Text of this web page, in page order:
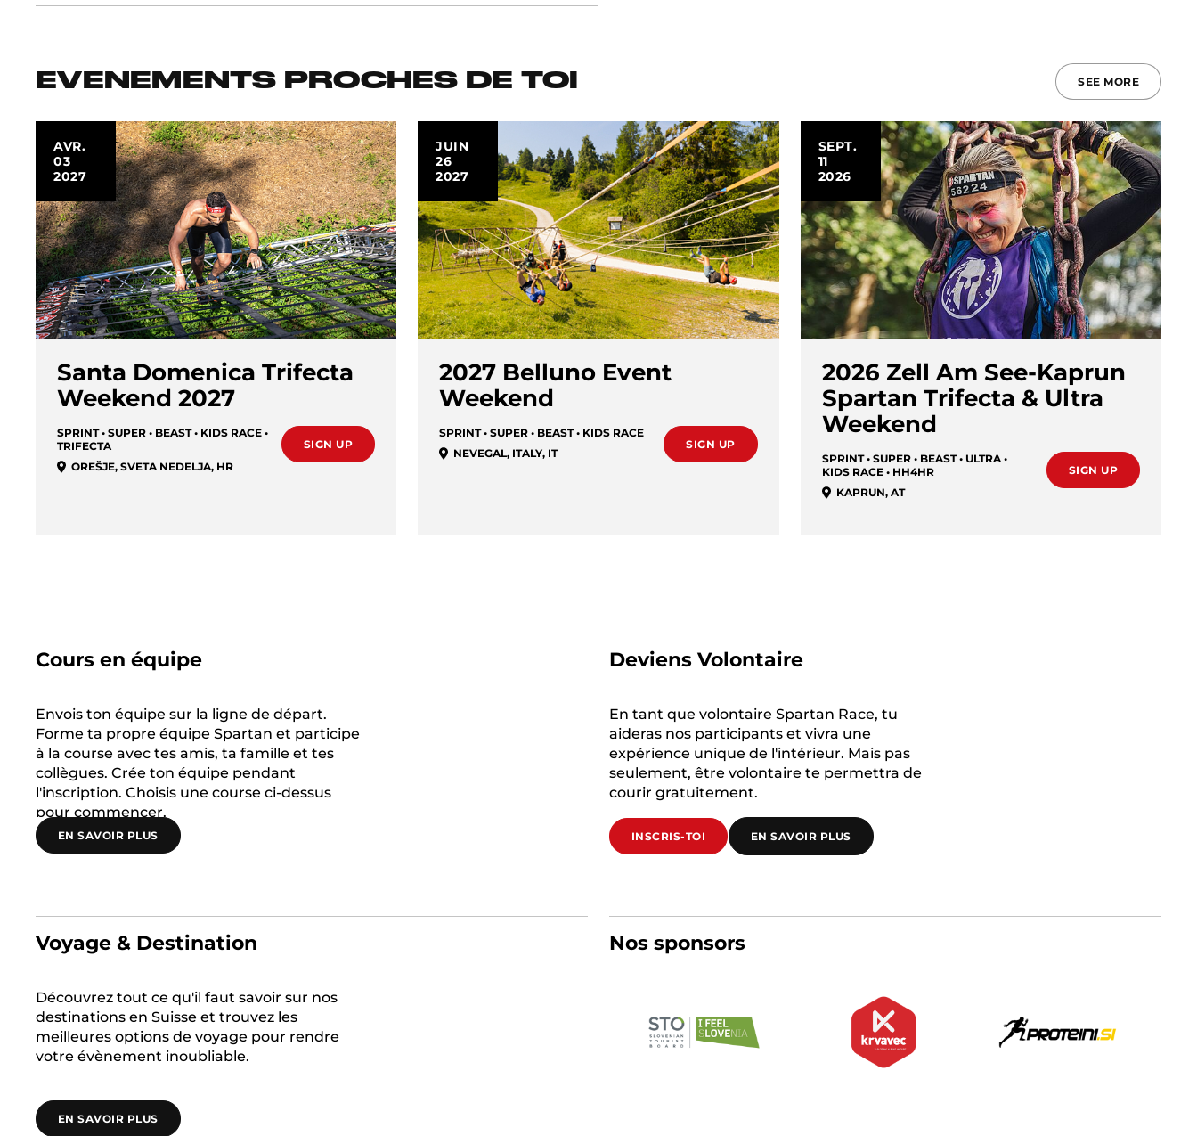
EVENEMENTS PROCHES DE TOI SEE MORE
AVR.
03
2027
Santa Domenica Trifecta
Weekend 2027
SPRINT • SUPER • BEAST • KIDS RACE •
TRIFECTA
OREŠJE, SVETA NEDELJA, HR
SIGN UP
JUIN
26
2027
2027 Belluno Event
Weekend
SPRINT • SUPER • BEAST • KIDS RACE
NEVEGAL, ITALY, IT
SIGN UP
SEPT.
11
2026
2026 Zell Am See-Kaprun
Spartan Trifecta & Ultra
Weekend
SPRINT • SUPER • BEAST • ULTRA •
KIDS RACE • HH4HR
KAPRUN, AT
SIGN UP
Cours en équipe
Envois ton équipe sur la ligne de départ.
Forme ta propre équipe Spartan et participe
à la course avec tes amis, ta famille et tes
collègues. Crée ton équipe pendant
l'inscription. Choisis une course ci-dessus
pour commencer.
EN SAVOIR PLUS
Deviens Volontaire
En tant que volontaire Spartan Race, tu
aideras nos participants et vivra une
expérience unique de l'intérieur. Mais pas
seulement, être volontaire te permettra de
courir gratuitement.
INSCRIS-TOI EN SAVOIR PLUS
Voyage & Destination
Découvrez tout ce qu'il faut savoir sur nos
destinations en Suisse et trouvez les
meilleures options de voyage pour rendre
votre évènement inoubliable.
EN SAVOIR PLUS
Nos sponsors